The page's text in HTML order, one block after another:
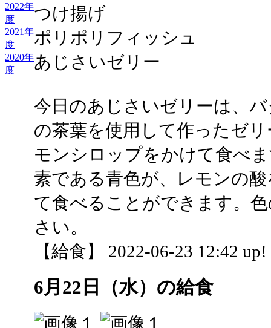
2022年
度
2021年
度
2020年
度
つけ揚げ
ポリポリフィッシュ
あじさいゼリー
今日のあじさいゼリーは、
の茶葉を使用して作ったゼ
モンシロップをかけて食べ
素である青色が、レモンの
て食べることができます。
さい。
【給食】 2022-06-23 12:42 up!
6月22日（水）の給食